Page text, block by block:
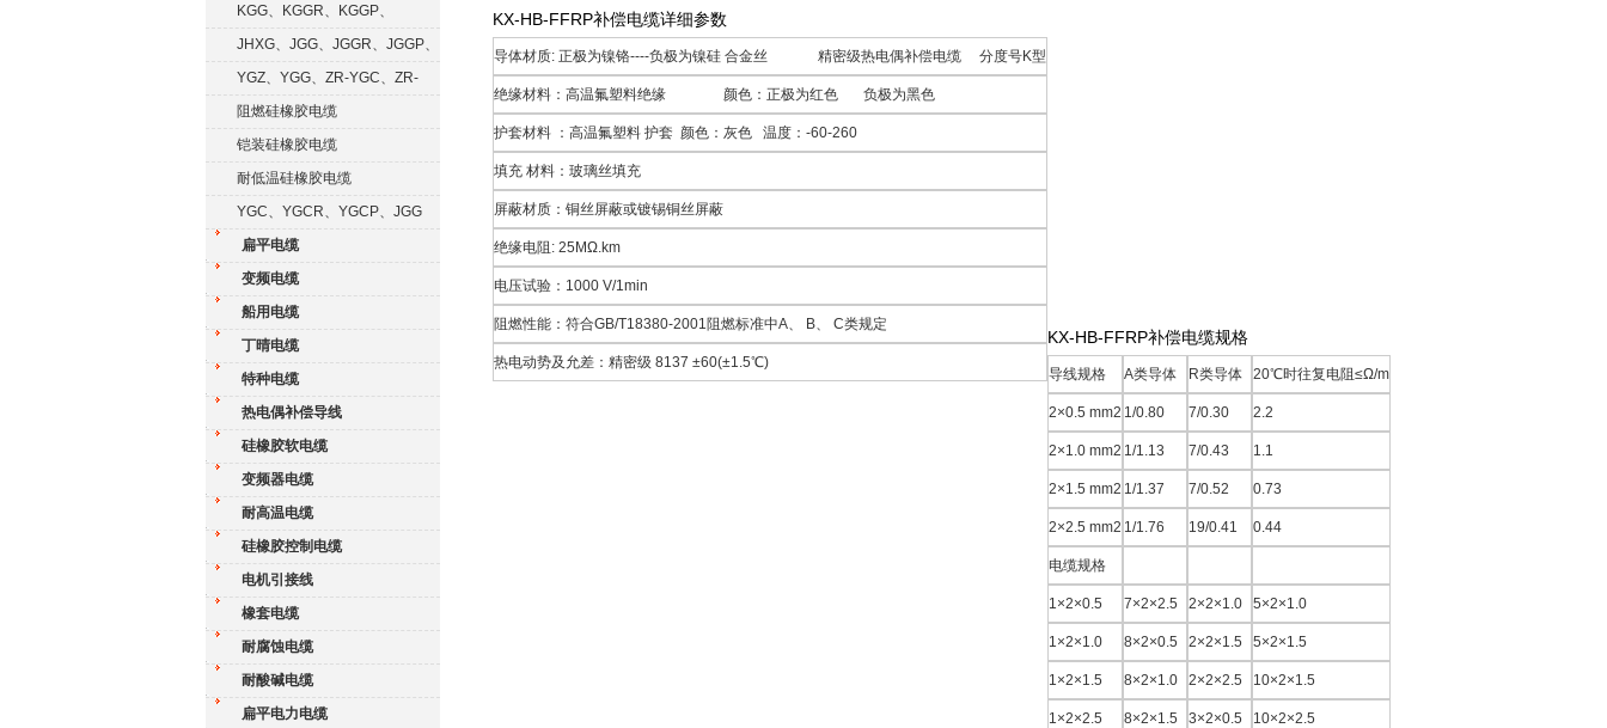
YGCRP
KGG、KGGR、KGGP、
KGGRP
JHXG、JGG、JGGR、JGGP、
JGGFYGZ、YGG、ZR-YGC、ZR-
KGG阻燃硅橡胶电缆
铠装硅橡胶电缆
耐低温硅橡胶电缆
YGC、YGCR、YGCP、JGG
扁平电缆
变频电缆
船用电缆
丁晴电缆
特种电缆
热电偶补偿导线
硅橡胶软电缆
变频器电缆
耐高温电缆
硅橡胶控制电缆
电机引接线
橡套电缆
耐腐蚀电缆
耐酸碱电缆
扁平电力电缆
KX-HB-FFRP补偿电缆详细参数
导体材质: 正极为镍铬----负极为镍硅 合金丝 精密级热电偶补偿电缆 分度号K型
绝缘材料：高温氟塑料绝缘 颜色：正极为红色 负极为黑色
护套材料 ：高温氟塑料 护套 颜色：灰色 温度：-60-260
填充 材料：玻璃丝填充
屏蔽材质：铜丝屏蔽或镀锡铜丝屏蔽
绝缘电阻: 25MΩ.km
电压试验：1000 V/1min
阻燃性能：符合GB/T18380-2001阻燃标准中A、 B、 C类规定
热电动势及允差：精密级 8137 ±60(±1.5℃)
KX-HB-FFRP补偿电缆规格
导线规格 A类导体 R类导体 20℃时往复电阻≤Ω/m
2×0.5 mm2 1/0.80 7/0.30 2.2
2×1.0 mm2 1/1.13 7/0.43 1.1
2×1.5 mm2 1/1.37 7/0.52 0.73
2×2.5 mm2 1/1.76 19/0.41 0.44
电缆规格
1×2×0.5 7×2×2.5 2×2×1.0 5×2×1.0
1×2×1.0 8×2×0.5 2×2×1.5 5×2×1.5
1×2×1.5 8×2×1.0 2×2×2.5 10×2×1.5
1×2×2.5 8×2×1.5 3×2×0.5 10×2×2.5